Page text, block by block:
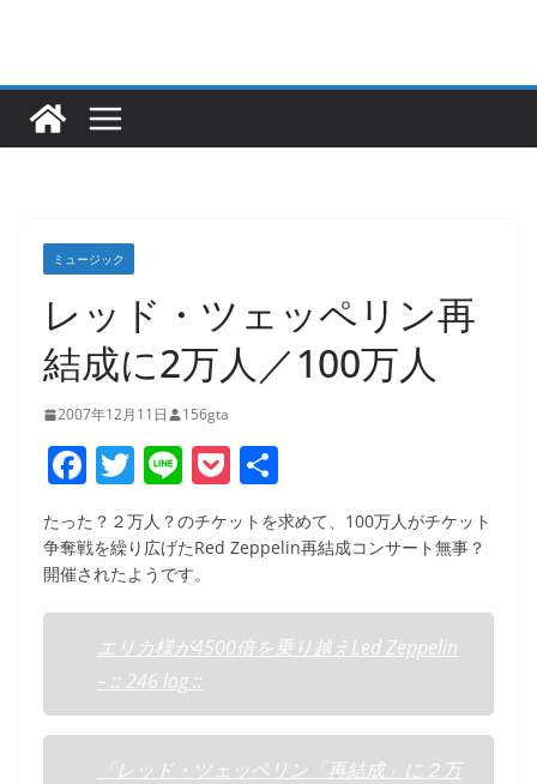
ミュージック
レッド・ツェッペリン再
結成に2万人／100万人
2007年12月11日 156gta
F
a
c
e
b
o
o
k
T
w
itt
er
Li
n
e
P
o
ck
有
たった？２万人？のチケットを求めて、100万人がチケット
争奪戦を繰り広げたRed Zeppelin再結成コンサート無事？
開催されたようです。
エリカ様が4500倍を乗り越えLed Zeppelin
– :: 246 log ::
「レッド・ツェッペリン「再結成」に２万